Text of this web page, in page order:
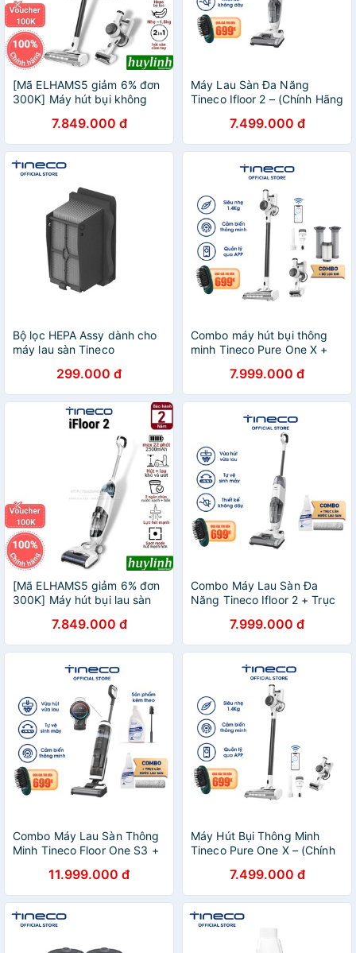
[Mã ELHAMS5 giảm 6% đơn
300K] Máy hút bụi không
One X - Chính hãng
7.849.000 đ
Máy Lau Sàn Đa Năng
Tineco Ifloor 2 – (Chính Hãng
7.499.000 đ
Bộ lọc HEPA Assy dành cho
máy lau sàn Tineco
299.000 đ
Combo máy hút bụi thông
minh Tineco Pure One X +
Tineco Việt Nam)
7.999.000 đ
[Mã ELHAMS5 giảm 6% đơn
300K] Máy hút bụi lau sàn
Chính hãng7.849.000 đ
Combo Máy Lau Sàn Đa
Năng Tineco Ifloor 2 + Trục
hãng từ Tineco Việt Nam)
7.999.000 đ
Combo Máy Lau Sàn Thông
Minh Tineco Floor One S3 +
11.999.000 đ
Máy Hút Bụi Thông Minh
Tineco Pure One X – (Chính
7.499.000 đ